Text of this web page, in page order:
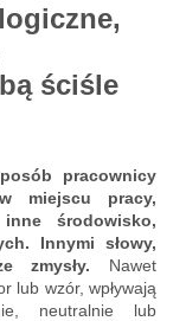
ściśle
pracownicy
miejscu pracy,
środowisko,
Innymi słowy,
zmysły. Nawet
lub wzór, wpływają
neutralnie lub